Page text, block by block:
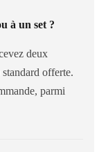
à un set ?
deux
offerte.
parmi